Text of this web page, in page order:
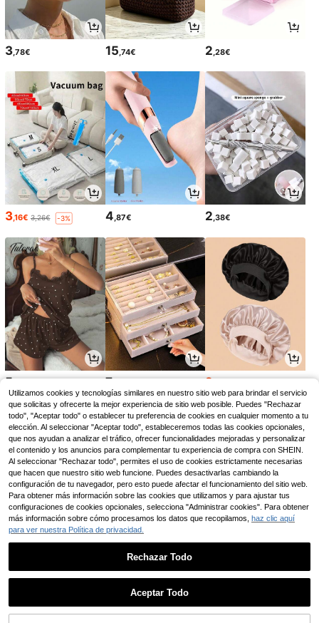
1
3,78€ 15,74€ 2,28€
3,16€ 3,26€ -3% 4,87€ 2,38€
5 7 2
3
Utilizamos cookies y tecnologías similares en nuestro sitio web para brindar el servicio
que solicitas y ofrecerte la mejor experiencia de sitio web posible. Puedes "Rechazar
todo", "Aceptar todo" o establecer tu preferencia de cookies en cualquier momento a tu
elección. Al seleccionar "Aceptar todo", estableceremos todas las cookies opcionales,
que nos ayudan a analizar el tráfico, ofrecer funcionalidades mejoradas y personalizar
el contenido y los anuncios para complementar tu experiencia de compra con SHEIN.
Al seleccionar "Rechazar todo", permites el uso de cookies estrictamente necesarias
que hacen que nuestro sitio web funcione. Puedes desactivarlas cambiando la
configuración de tu navegador, pero esto puede afectar el funcionamiento del sitio web.
Para obtener más información sobre las cookies que utilizamos y para ajustar tus
configuraciones de cookies opcionales, selecciona "Administrar cookies". Para obtener
más información sobre cómo procesamos los datos que recopilamos, haz clic aquí
para ver nuestra Política de privacidad.
Rechazar Todo
Aceptar Todo